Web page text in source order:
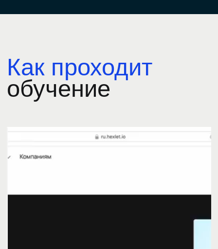
контейнеров
программирования
Codebattle
соревнования
по программированию
Настоящие продукты, а не учебная